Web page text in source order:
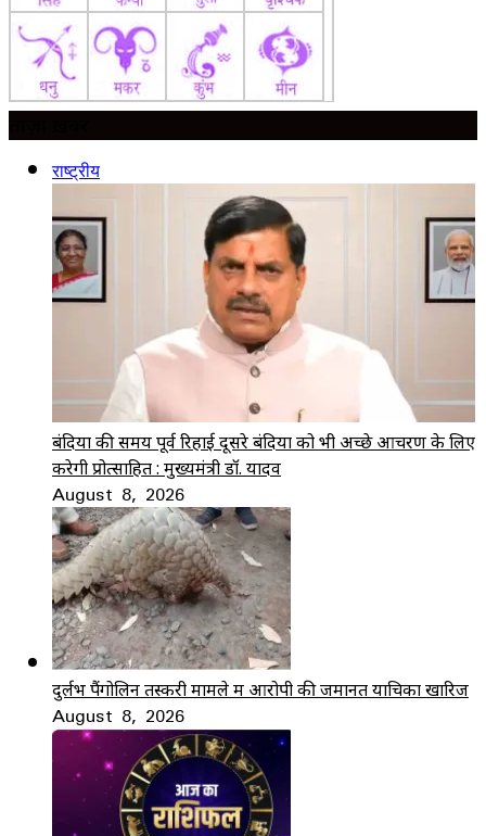
राष्ट्रीय
बंदियों की समय पूर्व रिहाई दूसरे बंदियों को भी अच्छे आचरण के लिए
करेगी प्रोत्साहित : मुख्यमंत्री डॉ. यादव
August 8, 2026
दुर्लभ पैंगोलिन तस्करी मामले में आरोपी की जमानत याचिका खारिज
August 8, 2026